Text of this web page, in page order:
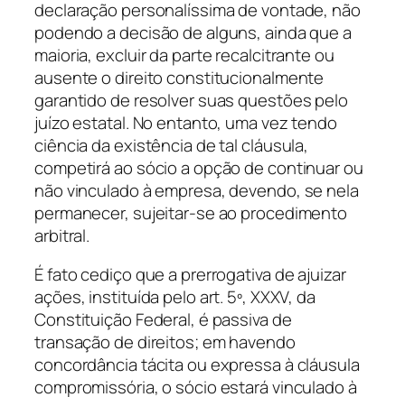
declaração personalíssima de vontade, não
podendo a decisão de alguns, ainda que a
maioria, excluir da parte recalcitrante ou
ausente o direito constitucionalmente
garantido de resolver suas questões pelo
juízo estatal. No entanto, uma vez tendo
ciência da existência de tal cláusula,
competirá ao sócio a opção de continuar ou
não vinculado à empresa, devendo, se nela
permanecer, sujeitar-se ao procedimento
arbitral.
É fato cediço que a prerrogativa de ajuizar
ações, instituída pelo art. 5º, XXXV, da
Constituição Federal, é passiva de
transação de direitos; em havendo
concordância tácita ou expressa à cláusula
compromissória, o sócio estará vinculado à